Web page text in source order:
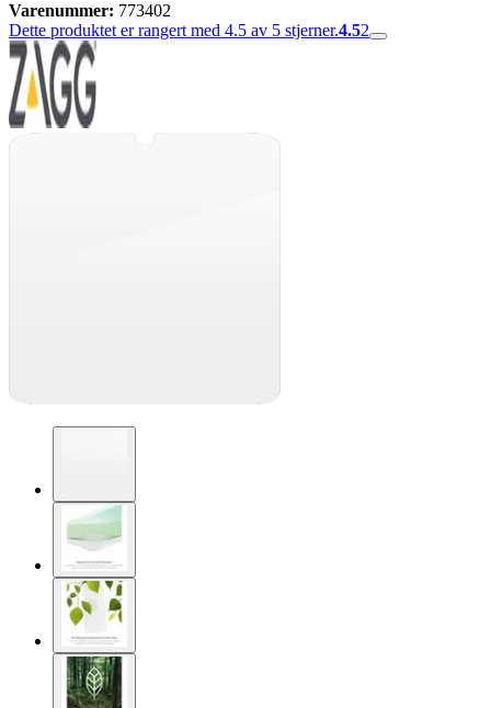
Varenummer: 773402
Dette produktet er rangert med 4.5 av 5 stjerner.4.52